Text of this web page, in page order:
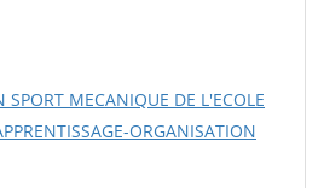
MECANIQUE DE L'ECOLE
ORGANISATION